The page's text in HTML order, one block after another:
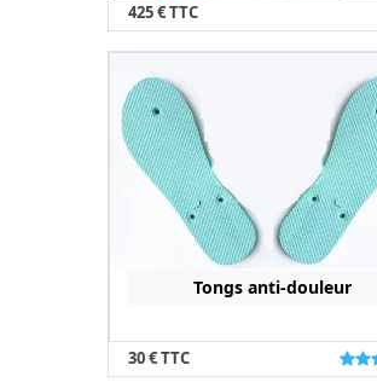
425 € TTC
Tongs anti-douleur
30 € TTC